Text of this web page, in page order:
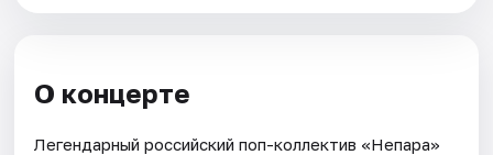
О концерте
Легендарный российский поп-коллектив «Непара»